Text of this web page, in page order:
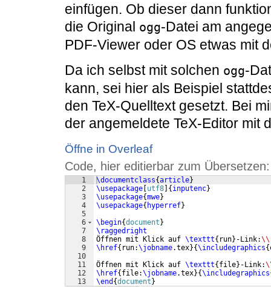
einfügen. Ob dieser dann
die Original ogg-Datei am
PDF-Viewer oder OS etwas mit
Da ich selbst mit solchen ogg-
kann, sei hier als Beispiel
den TeX-Quelltext gesetzt. Bei
der angemeldete TeX-Editor mit
Öffne in Overleaf
Code, hier editierbar zum Übersetzen:
1
2
3
4
5
6
7
8
9
10
11
12
13
\documentclass{article}
\usepackage utf8 { inputenc}
\usepackage{mwe}
\usepackage{ hyperref}
\begin{document }
\raggedright
Öffnen mit Klick auf \texttt{ run} -Link:\\
\href{ run:\jobname.tex}{\includegraphics{
Öffnen mit Klick auf \texttt{ file} -Link:
\href{ file:\jobname.tex}{\includegraphics
\end {document }